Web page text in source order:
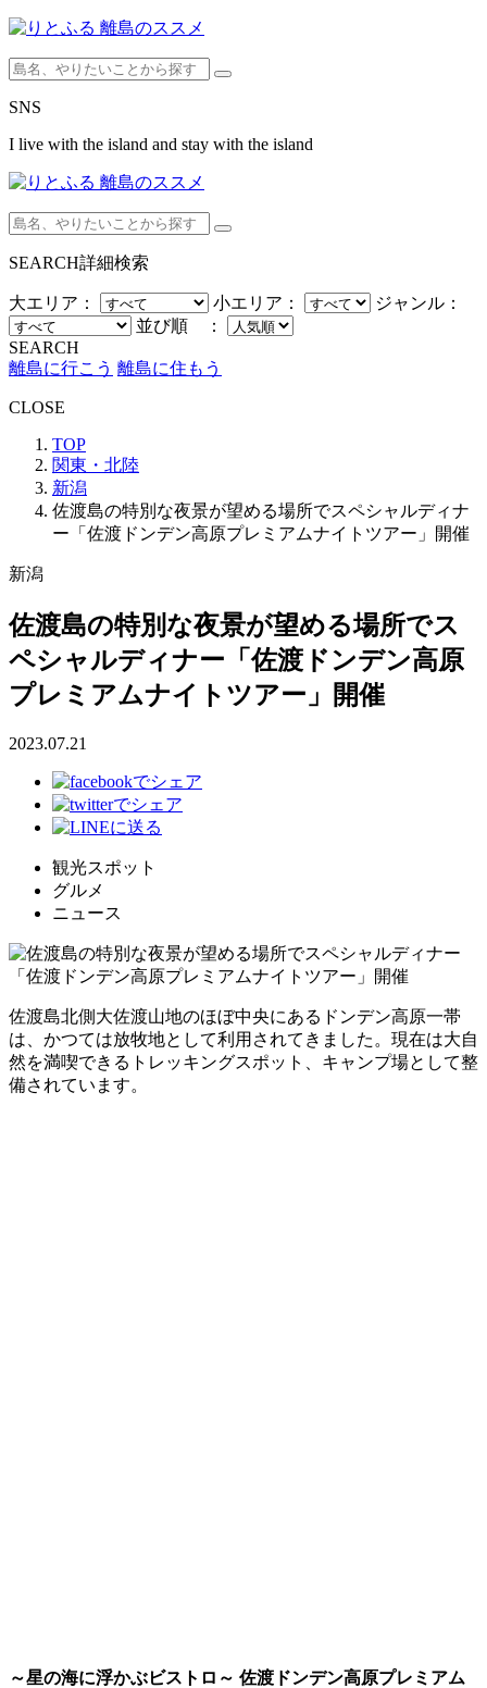
SNS
I live with the island and stay with the island
SEARCH詳細検索
大エリア： 小エリア：
ジャンル：
並び順 ：
SEARCH
離島に行こう 離島に住もう
CLOSE
TOP
関東・北陸
新潟
佐渡島の特別な夜景が望める場所でスペシャルディナ
ー「佐渡ドンデン高原プレミアムナイトツアー」開催
新潟
佐渡島の特別な夜景が望める場所でス
ペシャルディナー「佐渡ドンデン高原
プレミアムナイトツアー」開催
2023.07.21
観光スポット
グルメ
ニュース
佐渡島北側大佐渡山地のほぼ中央にあるドンデン高原一帯
は、かつては放牧地として利用されてきました。現在は大自
然を満喫できるトレッキングスポット、キャンプ場として整
備されています。
～星の海に浮かぶビストロ～ 佐渡ドンデン高原プレミアム